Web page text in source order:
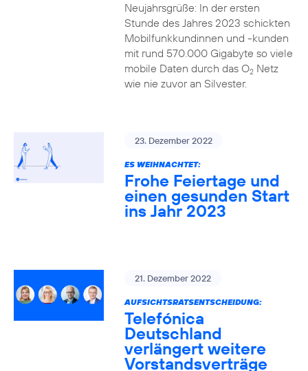
Neujahrsgrüße: In der ersten
Stunde des Jahres 2023 schickten
Mobilfunkkundinnen und -kunden
mit rund 570.000 Gigabyte so viele
mobile Daten durch das O2Netz
wie nie zuvor an Silvester.
23. Dezember 2022
ES WEIHNACHTET:
Frohe Feiertage und
einen gesunden Start
ins Jahr 2023
21. Dezember 2022
AUFSICHTSRATSENTSCHEIDUNG:
Telefónica
Deutschland
verlängert weitere
Vorstandsverträge